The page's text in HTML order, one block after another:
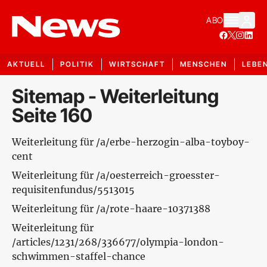
ABO
AKTUELL POLITIK WIRTSCHAFT MENSCHEN
Sitemap - Weiterleitung
Seite 160
Weiterleitung für /a/erbe-herzogin-alba-toyboy-
cent
Weiterleitung für /a/oesterreich-groesster-
requisitenfundus/5513015
Weiterleitung für /a/rote-haare-10371388
Weiterleitung für
/articles/1231/268/336677/olympia-london-
schwimmen-staffel-chance